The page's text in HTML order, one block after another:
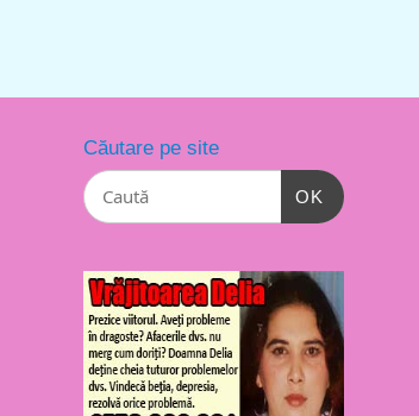
Căutare pe site
OK